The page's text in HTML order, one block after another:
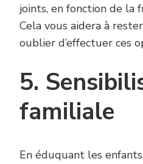
joints, en fonction de la
Cela vous aidera à
oublier d’effectuer ces
5.
familiale
En éduquant les